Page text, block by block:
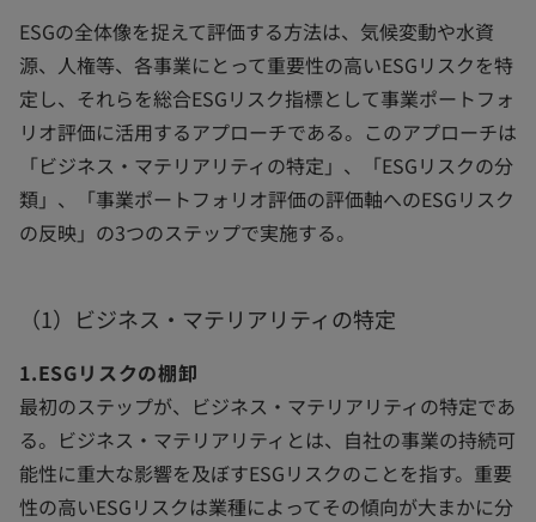
ESGの全体像を捉えて評価する方法は、気候変動や水資
源、人権等、各事業にとって重要性の高いESGリスクを特
定し、それらを総合ESGリスク指標として事業ポートフォ
リオ評価に活用するアプローチである。このアプローチは
「ビジネス・マテリアリティの特定」、「ESGリスクの分
類」、「事業ポートフォリオ評価の評価軸へのESGリスク
の反映」の3つのステップで実施する。
（1）ビジネス・マテリアリティの特定
1.ESGリスクの棚卸
最初のステップが、ビジネス・マテリアリティの特定であ
る。ビジネス・マテリアリティとは、自社の事業の持続可
能性に重大な影響を及ぼすESGリスクのことを指す。重要
性の高いESGリスクは業種によってその傾向が大まかに分